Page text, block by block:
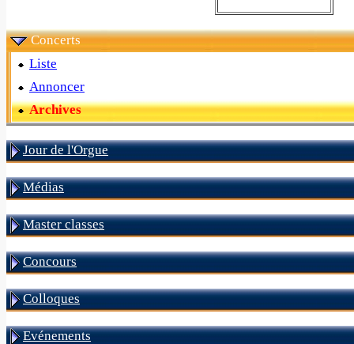
Concerts
Liste
Annoncer
Archives
Jour de l'Orgue
Médias
Master classes
Concours
Colloques
Evénements